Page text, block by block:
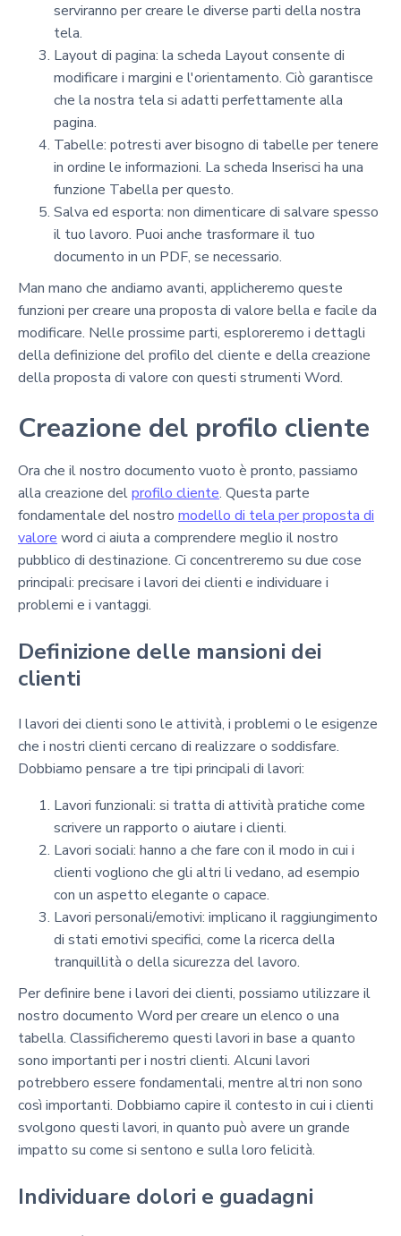
serviranno per creare le diverse parti della nostra
tela.
Layout di pagina: la scheda Layout consente di
modificare i margini e l'orientamento. Ciò garantisce
che la nostra tela si adatti perfettamente alla
pagina.
Tabelle: potresti aver bisogno di tabelle per tenere
in ordine le informazioni. La scheda Inserisci ha una
funzione Tabella per questo.
Salva ed esporta: non dimenticare di salvare spesso
il tuo lavoro. Puoi anche trasformare il tuo
documento in un PDF, se necessario.
Man mano che andiamo avanti, applicheremo queste
funzioni per creare una proposta di valore bella e facile da
modificare. Nelle prossime parti, esploreremo i dettagli
della definizione del profilo del cliente e della creazione
della proposta di valore con questi strumenti Word.
Creazione del profilo cliente
Ora che il nostro documento vuoto è pronto, passiamo
alla creazione delprofilo cliente. Questa parte
fondamentale del nostro modello di tela per proposta di
valore word ci aiuta a comprendere meglio il nostro
pubblico di destinazione. Ci concentreremo su due cose
principali: precisare i lavori dei clienti e individuare i
problemi e i vantaggi.
Definizione delle mansioni dei
clienti
I lavori dei clienti sono le attività, i problemi o le esigenze
che i nostri clienti cercano di realizzare o soddisfare.
Dobbiamo pensare a tre tipi principali di lavori:
Lavori funzionali: si tratta di attività pratiche come
scrivere un rapporto o aiutare i clienti.
Lavori sociali: hanno a che fare con il modo in cui i
clienti vogliono che gli altri li vedano, ad esempio
con un aspetto elegante o capace.
Lavori personali/emotivi: implicano il raggiungimento
di stati emotivi specifici, come la ricerca della
tranquillità o della sicurezza del lavoro.
Per definire bene i lavori dei clienti, possiamo utilizzare il
nostro documento Word per creare un elenco o una
tabella. Classificheremo questi lavori in base a quanto
sono importanti per i nostri clienti. Alcuni lavori
potrebbero essere fondamentali, mentre altri non sono
così importanti. Dobbiamo capire il contesto in cui i clienti
svolgono questi lavori, in quanto può avere un grande
impatto su come si sentono e sulla loro felicità.
Individuare dolori e guadagni